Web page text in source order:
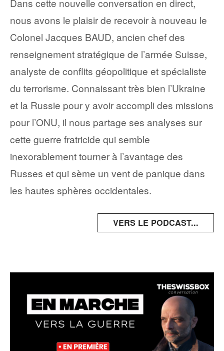
Dans cette nouvelle conversation en direct,
nous avons le plaisir de recevoir à nouveau le
Colonel Jacques BAUD, ancien chef des
renseignement stratégique de l’armée Suisse,
analyste de conflits géopolitique et spécialiste
du terrorisme. Connaissant très bien l’Ukraine
et la Russie pour y avoir accompli des missions
pour l’ONU, il nous partage ses analyses sur
cette guerre fratricide qui semble
inexorablement tourner à l’avantage des
Russes et qui sème un vent de panique dans
les hautes sphères occidentales.
VERS LE PODCAST...